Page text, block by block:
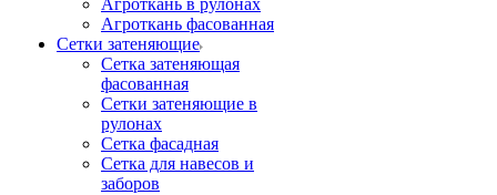
Агроткань в рулонах
Агроткань фасованная
Сетки затеняющие
Сетка затеняющая
фасованная
Сетки затеняющие в
рулонах
Сетка фасадная
Сетка для навесов и
заборов